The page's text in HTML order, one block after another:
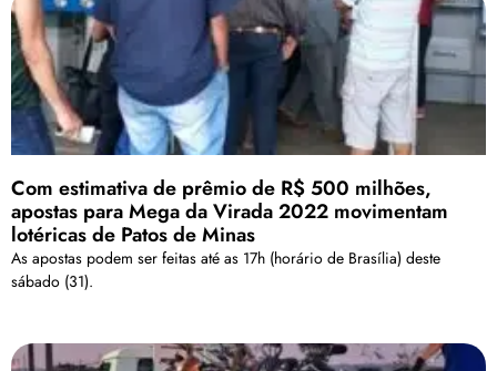
Com estimativa de prêmio de R$ 500 milhões,
apostas para Mega da Virada 2022 movimentam
lotéricas de Patos de Minas
As apostas podem ser feitas até as 17h (horário de Brasília) deste
sábado (31).